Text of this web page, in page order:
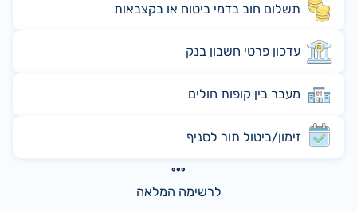
תשלום חוב בדמי ביטוח או בקצבאות
עדכון פרטי חשבון בנק
מעבר בין קופות חולים
זימון/ביטול תור לסניף
לרשימה המלאה